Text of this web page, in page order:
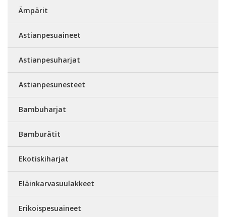
Ämpärit
Astianpesuaineet
Astianpesuharjat
Astianpesunesteet
Bambuharjat
Bamburätit
Ekotiskiharjat
Eläinkarvasuulakkeet
Erikoispesuaineet